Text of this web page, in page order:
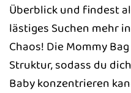
Überblick und findest
lästiges Suchen mehr
Chaos! Die Mommy
Struktur, sodass du
Baby konzentrieren